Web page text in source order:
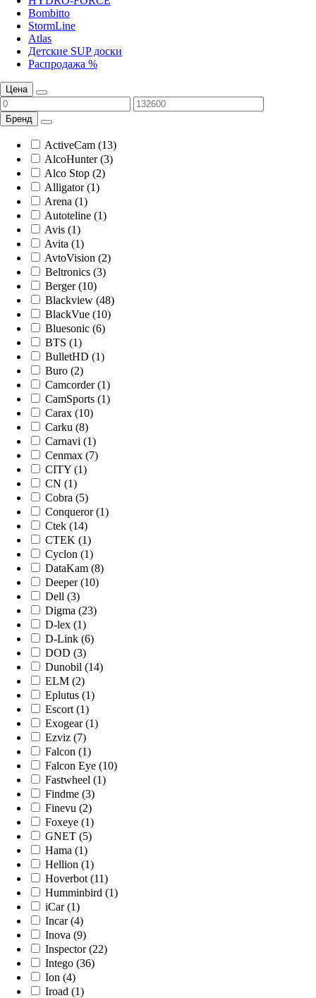
Bombitto
StormLine
Atlas
Детские SUP доски
Распродажа %
Цена
Бренд
ActiveCam (13)
AlcoHunter (3)
Alco Stop (2)
Alligator (1)
Arena (1)
Autoteline (1)
Avis (1)
Avita (1)
AvtoVision (2)
Beltronics (3)
Berger (10)
Blackview (48)
BlackVue (10)
Bluesonic (6)
BTS (1)
BulletHD (1)
Buro (2)
Camcorder (1)
CamSports (1)
Carax (10)
Carku (8)
Carnavi (1)
Cenmax (7)
CITY (1)
CN (1)
Cobra (5)
Conqueror (1)
Ctek (14)
CTEK (1)
Cyclon (1)
DataKam (8)
Deeper (10)
Dell (3)
Digma (23)
D-lex (1)
D-Link (6)
DOD (3)
Dunobil (14)
ELM (2)
Eplutus (1)
Escort (1)
Exogear (1)
Ezviz (7)
Falcon (1)
Falcon Eye (10)
Fastwheel (1)
Findme (3)
Finevu (2)
Foxeye (1)
GNET (5)
Hama (1)
Hellion (1)
Hoverbot (11)
Humminbird (1)
iCar (1)
Incar (4)
Inova (9)
Inspector (22)
Intego (36)
Ion (4)
Iroad (1)